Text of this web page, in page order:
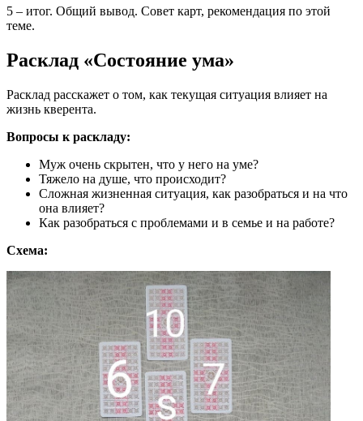
5 – итог. Общий вывод. Совет карт, рекомендация по этой
теме.
Расклад «Состояние ума»
Расклад расскажет о том, как текущая ситуация влияет на
жизнь кверента.
Вопросы к раскладу:
Муж очень скрытен, что у него на уме?
Тяжело на душе, что происходит?
Сложная жизненная ситуация, как разобраться и на что
она влияет?
Как разобраться с проблемами и в семье и на работе?
Схема: